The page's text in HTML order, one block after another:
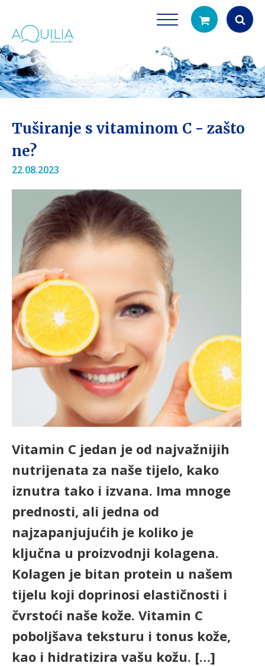
search
Tuširanje s vitaminom C - zašto
ne?
22.08.2023
Vitamin C jedan je od najvažnijih
nutrijenata za naše tijelo, kako
iznutra tako i izvana. Ima mnoge
prednosti, ali jedna od
najzapanjujućih je koliko je
ključna u proizvodnji kolagena.
Kolagen je bitan protein u našem
tijelu koji doprinosi elastičnosti i
čvrstoći naše kože. Vitamin C
poboljšava teksturu i tonus kože,
kao i hidratizira vašu kožu. […]
Tuš glave
filtriranje vode za tuširanje
Vrčevi za